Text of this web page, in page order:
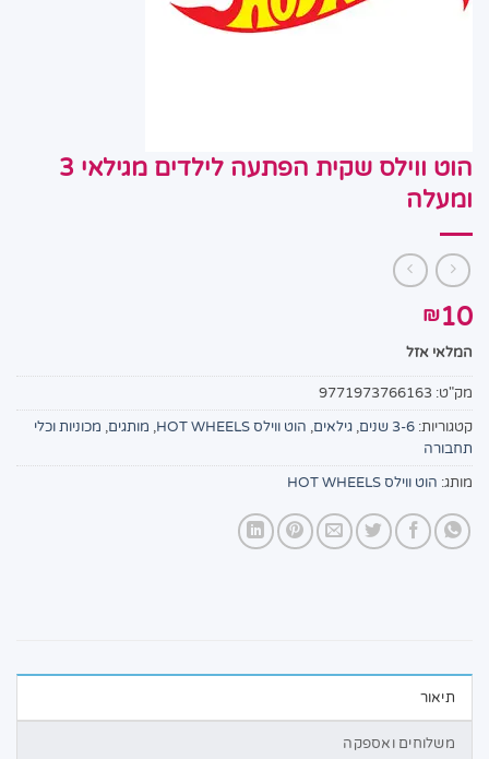
הוט ווילס שקית הפתעה לילדים מגילאי 3
ומעלה
₪10
המלאי אזל
מק"ט: 9771973766163
קטגוריות: 3-6 שנים , גילאים, הוט ווילס HOT WHEELS , מותגים, מכוניות וכלי
תחבורה
מותג: הוט ווילס HOT WHEELS
תיאור
משלוחים ואספקה